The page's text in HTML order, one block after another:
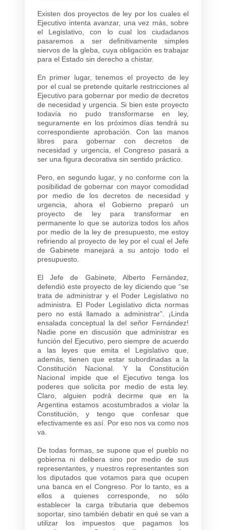
Existen dos proyectos de ley por los cuales el
Ejecutivo intenta avanzar, una vez más, sobre
el Legislativo, con lo cual los ciudadanos
pasaremos a ser definitivamente simples
siervos de la gleba, cuya obligación es trabajar
para el Estado sin derecho a chistar.
En primer lugar, tenemos el proyecto de ley
por el cual se pretende quitarle restricciones al
Ejecutivo para gobernar por medio de decretos
de necesidad y urgencia. Si bien este proyecto
todavía no pudo transformarse en ley,
seguramente en los próximos días tendrá su
correspondiente aprobación. Con las manos
libres para gobernar con decretos de
necesidad y urgencia, el Congreso pasará a
ser una figura decorativa sin sentido práctico.
Pero, en segundo lugar, y no conforme con la
posibilidad de gobernar con mayor comodidad
por medio de los decretos de necesidad y
urgencia, ahora el Gobierno preparó un
proyecto de ley para transformar en
permanente lo que se autoriza todos los años
por medio de la ley de presupuesto, me estoy
refiriendo al proyecto de ley por el cual el Jefe
de Gabinete manejará a su antojo todo el
presupuesto.
El Jefe de Gabinete, Alberto Fernández,
defendió este proyecto de ley diciendo que “se
trata de administrar y el Poder Legislativo no
administra. El Poder Legislativo dicta normas
pero no está llamado a administrar”. ¡Linda
ensalada conceptual la del señor Fernández!
Nadie pone en discusión que administrar es
función del Ejecutivo, pero siempre de acuerdo
a las leyes que emita el Legislativo que,
además, tienen que estar subordinadas a la
Constitución Nacional. Y la Constitución
Nacional impide que el Ejecutivo tenga los
poderes que solicita por medio de esta ley.
Claro, alguien podrá decirme que en la
Argentina estamos acostumbrados a violar la
Constitución, y tengo que confesar que
efectivamente es así. Por eso nos va como nos
va.
De todas formas, se supone que el pueblo no
gobierna ni delibera sino por medio de sus
representantes, y nuestros representantes son
los diputados que votamos para que ocupen
una banca en el Congreso. Por lo tanto, es a
ellos a quienes corresponde, no sólo
establecer la carga tributaria que debemos
soportar, sino también debatir en qué se van a
utilizar los impuestos que pagamos los